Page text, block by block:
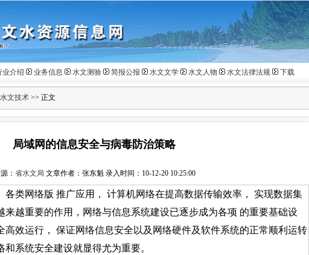
业介绍 业务信息 水文测验 简报公报 水文文学 水文人物 水文法律法规 下载
水文技术 >> 正文
局域网的信息安全与病毒防治策略
： 省水文局 文章作者：张东魁 录入时间：10-12-20 10:25:00
各类网络版 推广应用， 计算机网络在提高数据传输效率， 实现数据集
来越重要的作用，网络与信息系统建设已逐步成为各项 的重要基础设
高效运行， 保证网络信息安全以及网络硬件及软件系统的正常顺利运转
系统安全建设就显得尤为重要。